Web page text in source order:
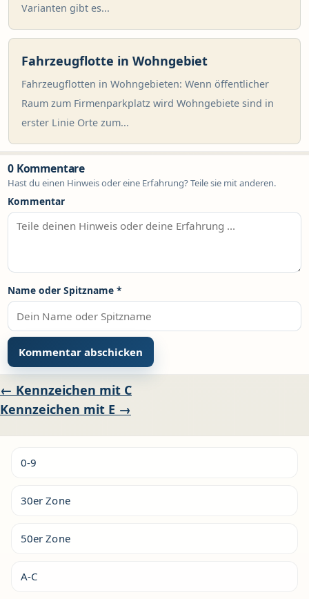
Varianten gibt es...
Fahrzeugflotte in Wohngebiet
Fahrzeugflotten in Wohngebieten: Wenn öffentlicher
Raum zum Firmenparkplatz wird Wohngebiete sind in
erster Linie Orte zum...
0 Kommentare
Hast du einen Hinweis oder eine Erfahrung? Teile sie mit anderen.
Kommentar
Name oder Spitzname *
Beitragsnavigation
← Kennzeichen mit C
Kennzeichen mit E →
0-9
30er Zone
50er Zone
A-C